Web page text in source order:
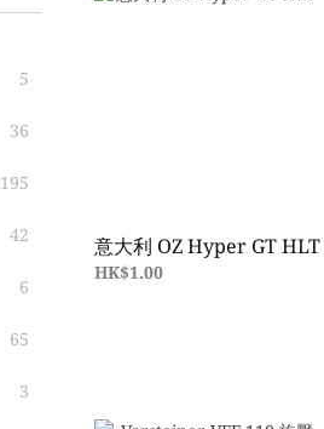
5
36
195
42
6
65
3
意大利 OZ Hyper GT HLT
HK$1.00